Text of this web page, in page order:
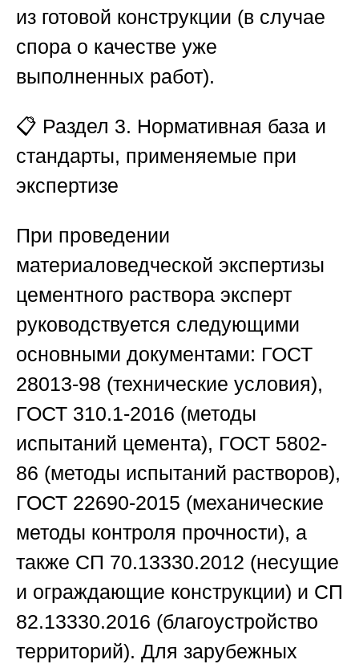
из готовой конструкции (в случае
спора о качестве уже
выполненных работ).
📋 Раздел 3. Нормативная база и
стандарты, применяемые при
экспертизе
При проведении
материаловедческой экспертизы
цементного раствора эксперт
руководствуется следующими
основными документами: ГОСТ
28013-98 (технические условия),
ГОСТ 310.1-2016 (методы
испытаний цемента), ГОСТ 5802-
86 (методы испытаний растворов),
ГОСТ 22690-2015 (механические
методы контроля прочности), а
также СП 70.13330.2012 (несущие
и ограждающие конструкции) и СП
82.13330.2016 (благоустройство
территорий). Для зарубежных